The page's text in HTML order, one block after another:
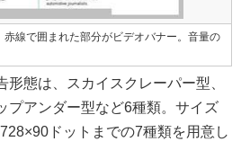
赤線で囲まれた部分がビデオバナー。音量の
形態は、スカイスクレーパー型、
プアンダー型など6種類。サイズ
ドットまでの7種類を用意し